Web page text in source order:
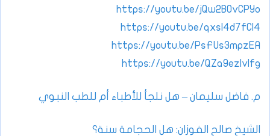
https://youtu.be/jQw2B0vCPYo
https://youtu.be/qxsl4d7fCl4
https://youtu.be/PsFUs3mpzEA
https://youtu.be/QZa9ezlvlfg
م. فاضل سليمان – هل نلجأ للأطباء أم للطب النبوي
الشيخ صالح الفوزان: هل الحجامة سنة؟